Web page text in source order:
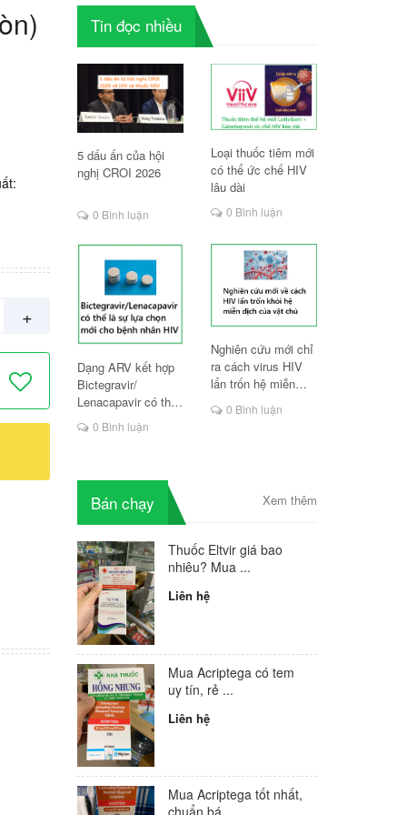
+
Tin đọc nhiều
5 dấu ấn của hội
nghị CROI 2026
0 Bình luận
Loại thuốc tiêm mới
có thể ức chế HIV
lâu dài
0 Bình luận
Dạng ARV kết hợp
Bictegravir/
Lenacapavir có thể
là lựa chọn mới cho
người HIV
0 Bình luận
Nghiên cứu mới chỉ
ra cách virus HIV
lẩn trốn hệ miễn
0 Bình luận
Bán chạy Xem thêm
Thuốc Eltvir giá bao
nhiêu? Mua ...
Liên hệ
Mua Acriptega có tem
uy tín, rẻ ...
Liên hệ
Mua Acriptega tốt nhất,